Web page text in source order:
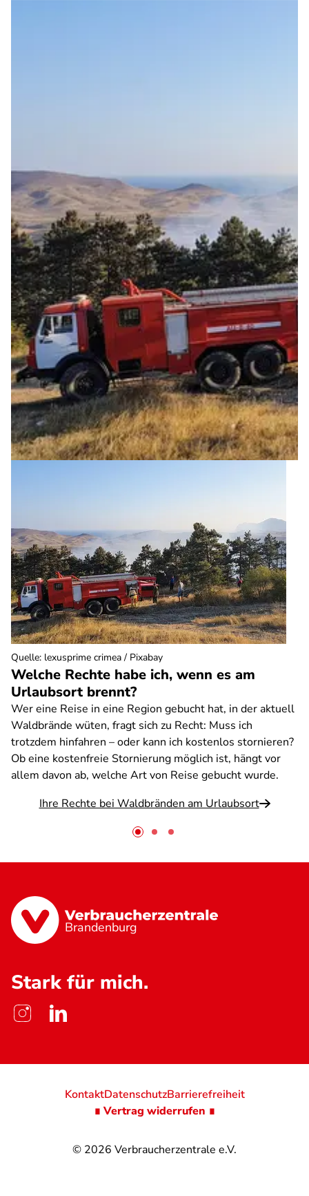
Welche Rechte habe ich, wenn es am
Urlaubsort brennt?
Wer eine Reise in eine Region gebucht hat, in der aktuell
Waldbrände wüten, fragt sich zu Recht: Muss ich
trotzdem hinfahren – oder kann ich kostenlos stornieren?
Ob eine kostenfreie Stornierung möglich ist, hängt vor
allem davon ab, welche Art von Reise gebucht wurde.
Ihre Rechte bei Waldbränden am Urlaubsort
Quelle: lexusprime crimea / Pixabay
Brandenburg
Stark für mich.
© 2026 Verbraucherzentrale e.V.
KontaktDatenschutzBarrierefreiheit
∎ Vertrag widerrufen ∎